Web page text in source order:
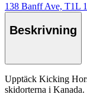
138 Banff Ave, T1L
Beskrivning
Upptäck Kicking
skidorterna i Kanada.